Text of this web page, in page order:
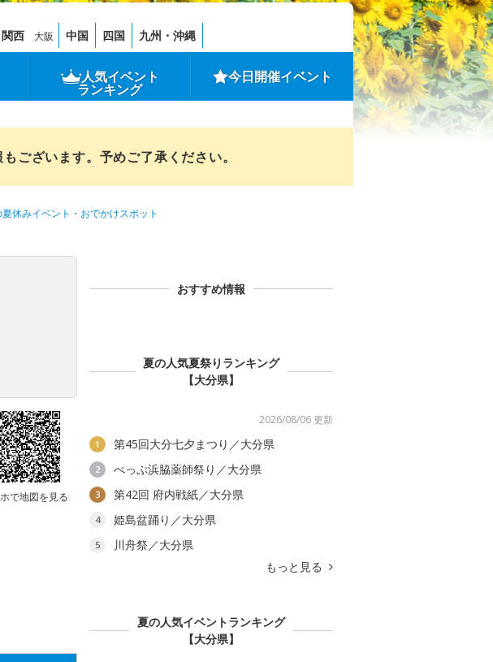
関西 大阪 中国 四国 九州・沖縄
人気イベント
ランキング
今日開催イベント
ございます。予めご了承ください。
休みイベント・おでかけスポット
で地図を見る
おすすめ情報
夏の人気夏祭りランキング
【大分県】
2026/08/06 更新
1 第45回大分七夕まつり／大分県
2 べっぷ浜脇薬師祭り／大分県
3 第42回 府内戦紙／大分県
4 姫島盆踊り／大分県
5
川舟祭／大分県
もっと見る
夏の人気イベントランキング
【大分県】